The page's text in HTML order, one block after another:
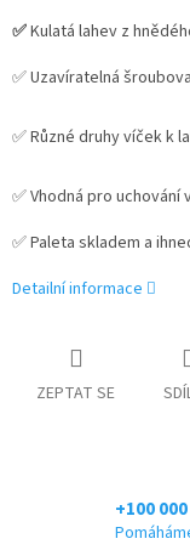
✅Kulatá lahev z
✅ Uzavíratelná
✅ Různé druhy víček k
✅ Vhodná pro uchování
✅ Paleta skladem a
Detailní informace
ZEPTAT SE
+100